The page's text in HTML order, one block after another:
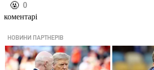
️🤬 0
коментарі